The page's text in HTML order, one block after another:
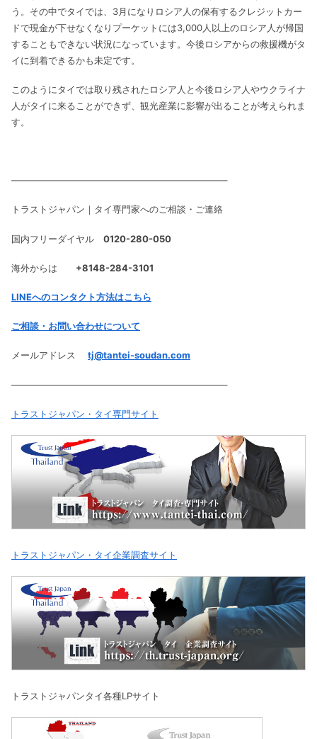
う。その中でタイでは、3月になりロシア人の保有するクレジットカー
ドで現金が下せなくなりプーケットには3,000人以上のロシア人が帰国
することもできない状況になっています。今後ロシアからの救援機がタ
イに到着できるかも未定です。
このようにタイでは取り残されたロシア人と今後ロシア人やウクライナ
人がタイに来ることができず、観光産業に影響が出ることが考えられま
す。
———————————————————————–
トラストジャパン｜タイ専門家へのご相談・ご連絡
国内フリーダイヤル 0120-280-050
海外からは +8148-284-3101
LINEへのコンタクト方法はこちら
ご相談・お問い合わせについて
メールアドレス tj@tantei-soudan.com
———————————————————————–
トラストジャパン・タイ専門サイト
トラストジャパン・タイ企業調査サイト
トラストジャパンタイ各種LPサイト